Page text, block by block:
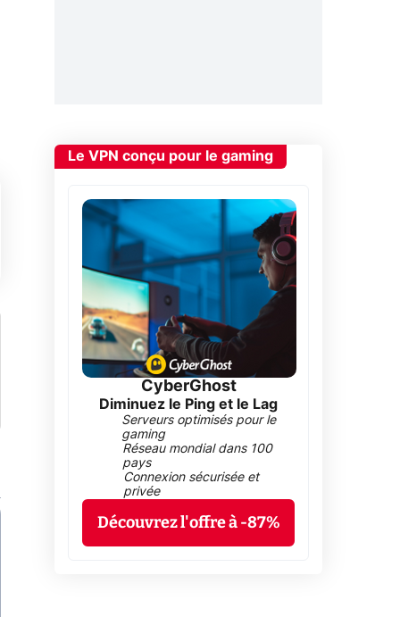
Le VPN conçu pour le gaming
CyberGhost
Diminuez le Ping et le Lag
Serveurs optimisés pour le
gaming
Réseau mondial dans 100
pays
Connexion sécurisée et
privée
Découvrez l'offre à -87%